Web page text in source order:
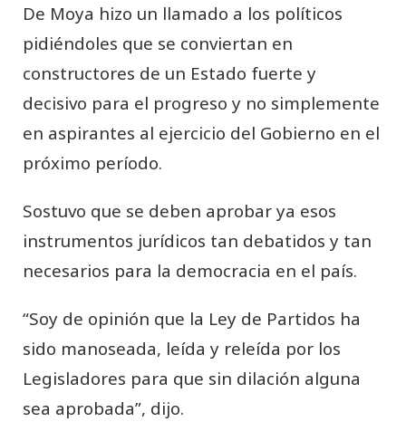
De Moya hizo un llamado a los políticos
pidiéndoles que se conviertan en
constructores de un Estado fuerte y
decisivo para el progreso y no simplemente
en aspirantes al ejercicio del Gobierno en el
próximo período.
Sostuvo que se deben aprobar ya esos
instrumentos jurídicos tan debatidos y tan
necesarios para la democracia en el país.
“Soy de opinión que la Ley de Partidos ha
sido manoseada, leída y releída por los
Legisladores para que sin dilación alguna
sea aprobada”, dijo.